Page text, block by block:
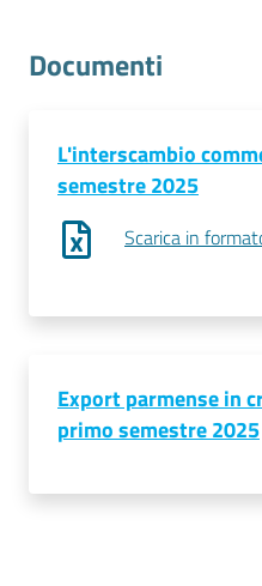
e
L'impresa
Prenotazioni
Documenti
L'interscambio
semestre 2025
Scarica in
Export parmense in
primo semestre 2025